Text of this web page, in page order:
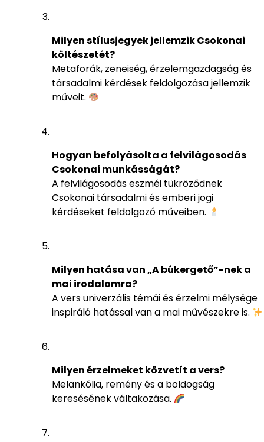
Milyen stílusjegyek jellemzik Csokonai
költészetét?
Metaforák, zeneiség, érzelemgazdagság és
társadalmi kérdések feldolgozása jellemzik
műveit.
Hogyan befolyásolta a felvilágosodás
Csokonai munkásságát?
A felvilágosodás eszméi tükröződnek
Csokonai társadalmi és emberi jogi
kérdéseket feldolgozó műveiben.
Milyen hatása van „A búkergető”-nek a
mai irodalomra?
A vers univerzális témái és érzelmi mélysége
inspiráló hatással van a mai művészekre is.
Milyen érzelmeket közvetít a vers?
Melankólia, remény és a boldogság
keresésének váltakozása.